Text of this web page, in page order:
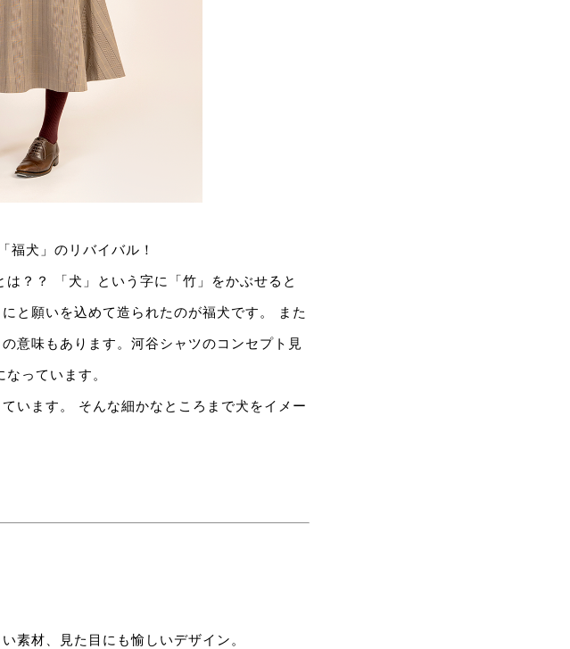
福犬」のリバイバル！
？？ 「犬」という字に「竹」をかぶせると
と願いを込めて造られたのが福犬です。 また
意味もあります。河谷シャツのコンセプト見
っています。
います。 そんな細かなところまで犬をイメー
素材、見た目にも愉しいデザイン。